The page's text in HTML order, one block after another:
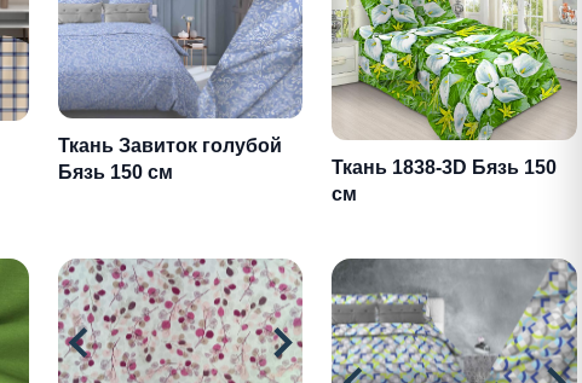
Ткань Завиток голубой
Бязь 150 см
Ткань 1838-3D Бязь 150
см